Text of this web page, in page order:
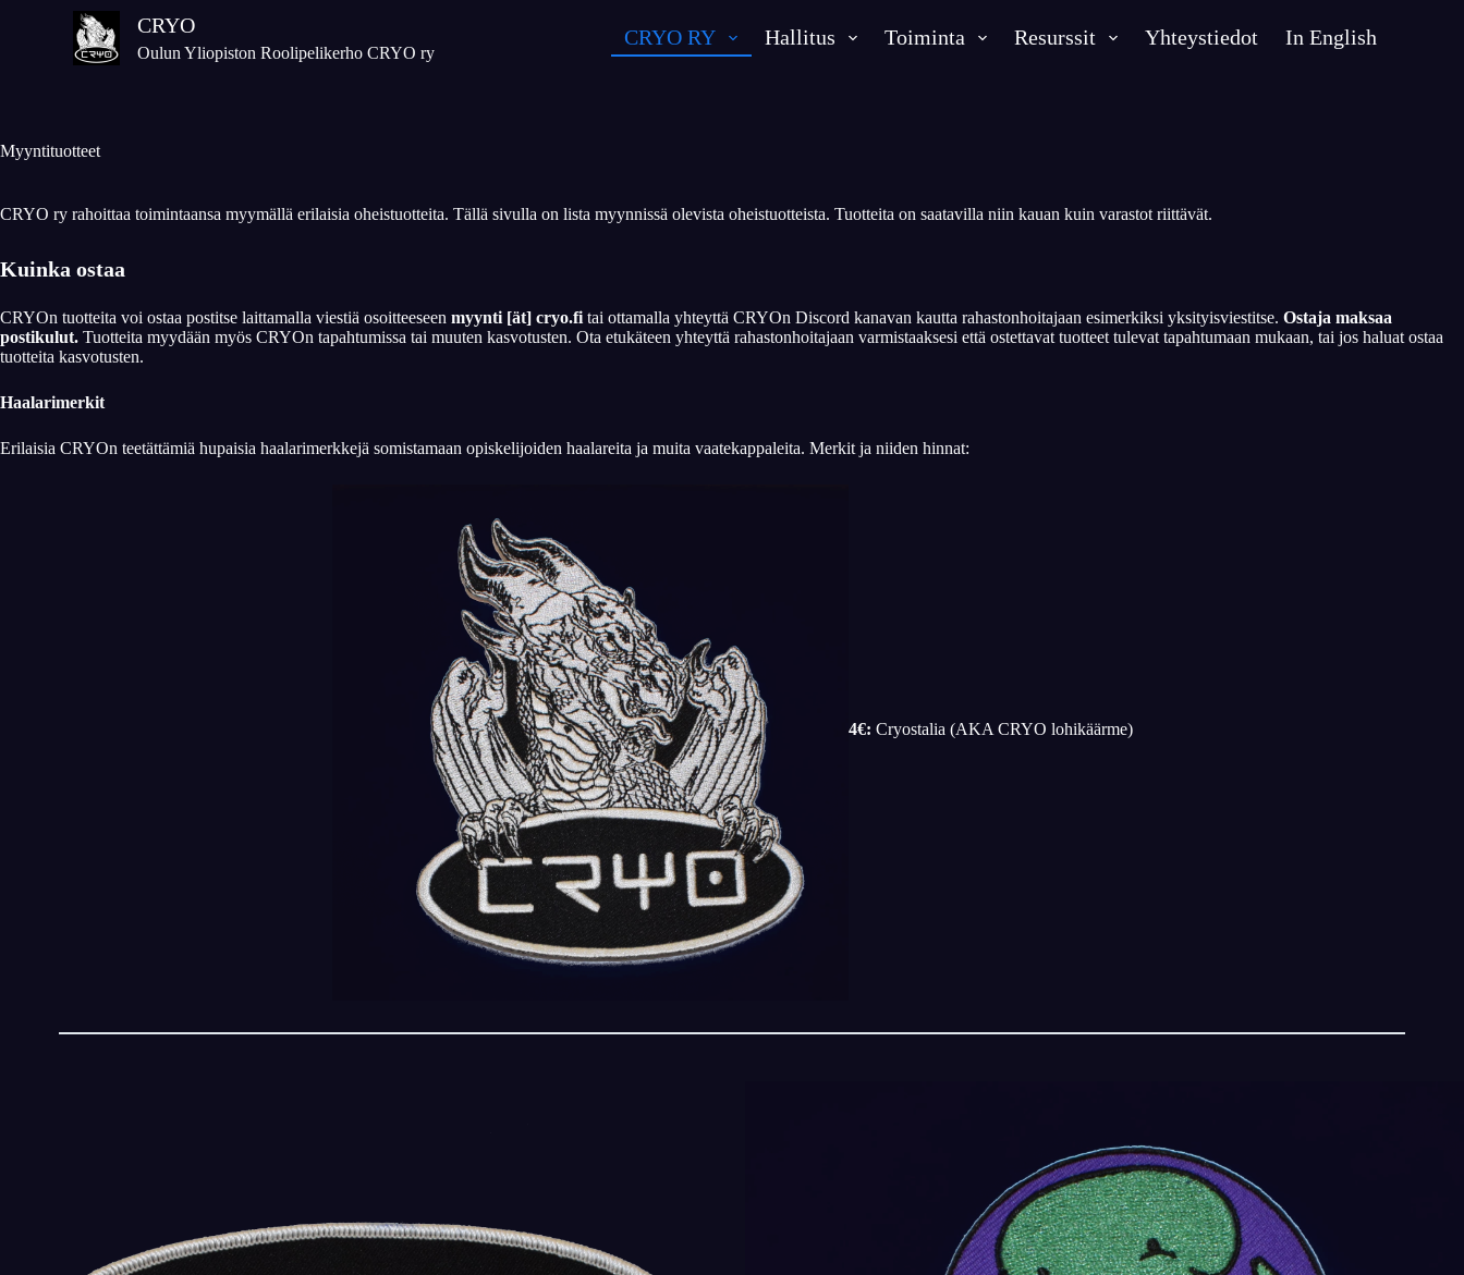
o
n
e
t
CRYO
Oulun Yliopiston Roolipelikerho CRYO ry
CRYO RY Hallitus Toiminta Resurssit Yhteystiedot In English
Myyntituotteet
CRYO ry rahoittaa toimintaansa myymällä erilaisia oheistuotteita. Tällä sivulla on lista myynnissä olevista oheistuotteista. Tuotteita on saatavilla niin kauan kuin varastot riittävät.
Kuinka ostaa
CRYOn tuotteita voi ostaa postitse laittamalla viestiä osoitteeseen myynti [ät] cryo.fi tai ottamalla yhteyttä CRYOn Discord kanavan kautta rahastonhoitajaan esimerkiksi yksityisviestitse. Ostaja maksaa
postikulut. Tuotteita myydään myös CRYOn tapahtumissa tai muuten kasvotusten. Ota etukäteen yhteyttä rahastonhoitajaan varmistaaksesi että ostettavat tuotteet tulevat tapahtumaan mukaan, tai jos haluat ostaa
tuotteita kasvotusten.
Haalarimerkit
Erilaisia CRYOn teetättämiä hupaisia haalarimerkkejä somistamaan opiskelijoiden haalareita ja muita vaatekappaleita. Merkit ja niiden hinnat:
4€: Cryostalia (AKA CRYO lohikäärme)